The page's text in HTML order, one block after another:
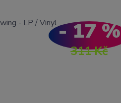
311 Kč
- 17 %